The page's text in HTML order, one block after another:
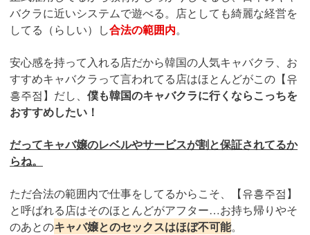
バクラに近いシステムで遊べる。店としても綺麗な経営を
してる（らしい）し合法の範囲内。
安心感を持って入れる店だから韓国の人気キャバクラ、お
すすめキャバクラって言われてる店はほとんどがこの【유
흥주점】だし、 僕も韓国のキャバクラに行くならこっちを
おすすめしたい！
だってキャバ嬢のレベルやサービスが割と保証されてるか
らね。
ただ合法の範囲内で仕事をしてるからこそ、【유흥주점】
と呼ばれる店はそのほとんどがアフター…お持ち帰りやそ
のあとのキャバ嬢とのセックスはほぼ不可能。